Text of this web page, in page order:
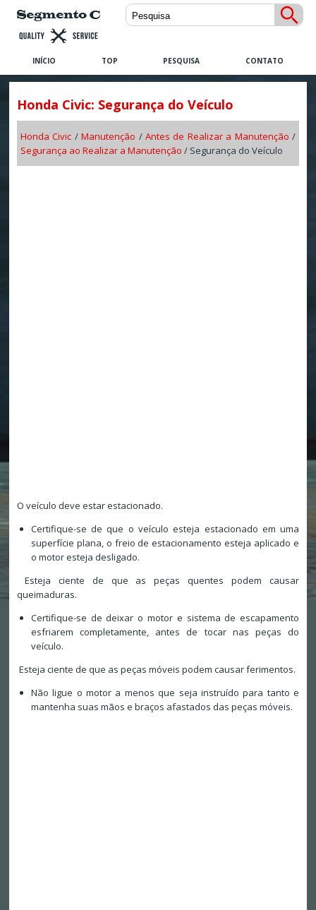
INÍCIO TOP PESQUISA CONTATO
Honda Civic: Segurança do Veículo
Honda Civic /Manutenção / Antes de Realizar a Manutenção /
Segurança ao Realizar a Manutenção / Segurança do Veículo
O veículo deve estar estacionado.
Certifique-se de que o veículo esteja estacionado em uma
superfície plana, o freio de estacionamento esteja aplicado e
o motor esteja desligado.
Esteja ciente de que as peças quentes podem causar
queimaduras.
Certifique-se de deixar o motor e sistema de escapamento
esfriarem completamente, antes de tocar nas peças do
veículo.
Esteja ciente de que as peças móveis podem causar ferimentos.
Não ligue o motor a menos que seja instruído para tanto e
mantenha suas mãos e braços afastados das peças móveis.